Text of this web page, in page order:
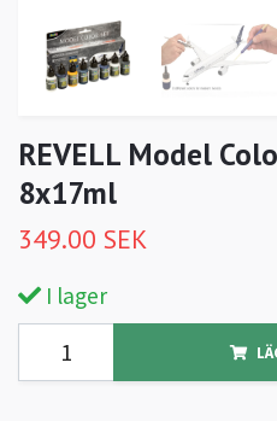
REVELL Model
8x17ml
349.00 SEK
I lager